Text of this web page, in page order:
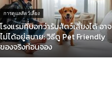
การดูแลสัตว์เลี้ยง
โรงแรมที่บอกว่ารับสัตว์เลี้ยงได้ อาจ
ไม่ได้อยู่สบาย: วิธีดู Pet Friendly
ของจริงก่อนจอง